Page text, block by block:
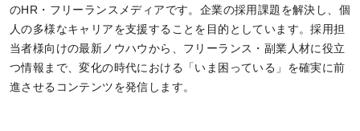
のHR・フリーランスメディアです。企業の採用課題を解決し、個
人の多様なキャリアを支援することを目的としています。採用担
当者様向けの最新ノウハウから、フリーランス・副業人材に役立
つ情報まで、変化の時代における「いま困っている」を確実に前
進させるコンテンツを発信します。